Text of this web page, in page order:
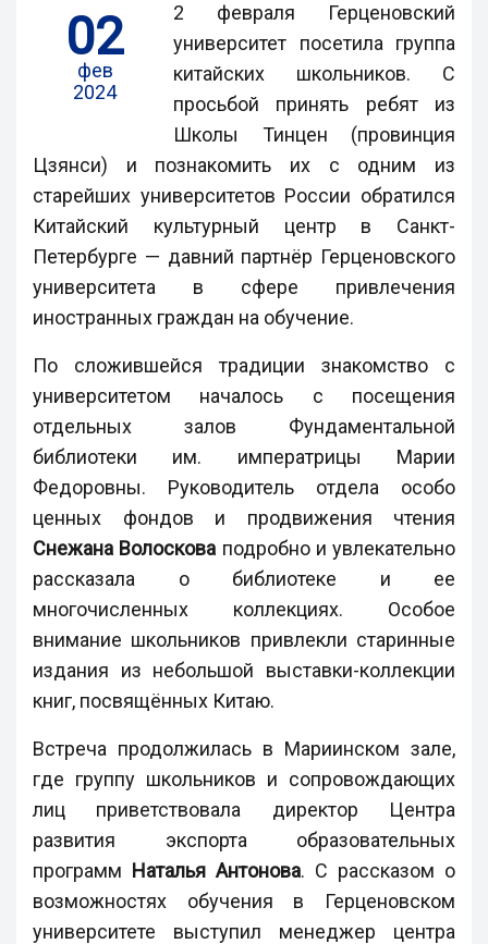
02
фев
2024
2 февраля Герценовский
университет посетила группа
китайских школьников. С
просьбой принять ребят из
Школы Тинцен (провинция
Цзянси) и познакомить их с одним из
старейших университетов России обратился
Китайский культурный центр в Санкт-
Петербурге — давний партнёр Герценовского
университета в сфере привлечения
иностранных граждан на обучение.
По сложившейся традиции знакомство с
университетом началось с посещения
отдельных залов Фундаментальной
библиотеки им. императрицы Марии
Федоровны. Руководитель отдела особо
ценных фондов и продвижения чтения
Снежана Волоскова подробно и увлекательно
рассказала о библиотеке и ее
многочисленных коллекциях. Особое
внимание школьников привлекли старинные
издания из небольшой выставки-коллекции
книг, посвящённых Китаю.
Встреча продолжилась в Мариинском зале,
где группу школьников и сопровождающих
лиц приветствовала директор Центра
развития экспорта образовательных
программ Наталья Антонова. С рассказом о
возможностях обучения в Герценовском
университете выступил менеджер центра